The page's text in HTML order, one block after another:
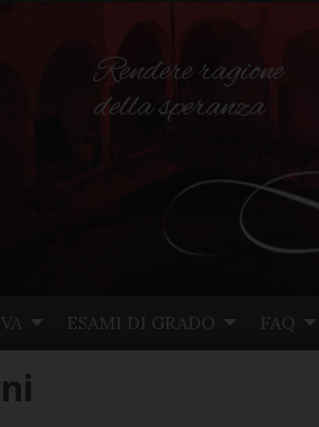
Rendere ragione
della speranza
ESAMI DI GRADO FAQ